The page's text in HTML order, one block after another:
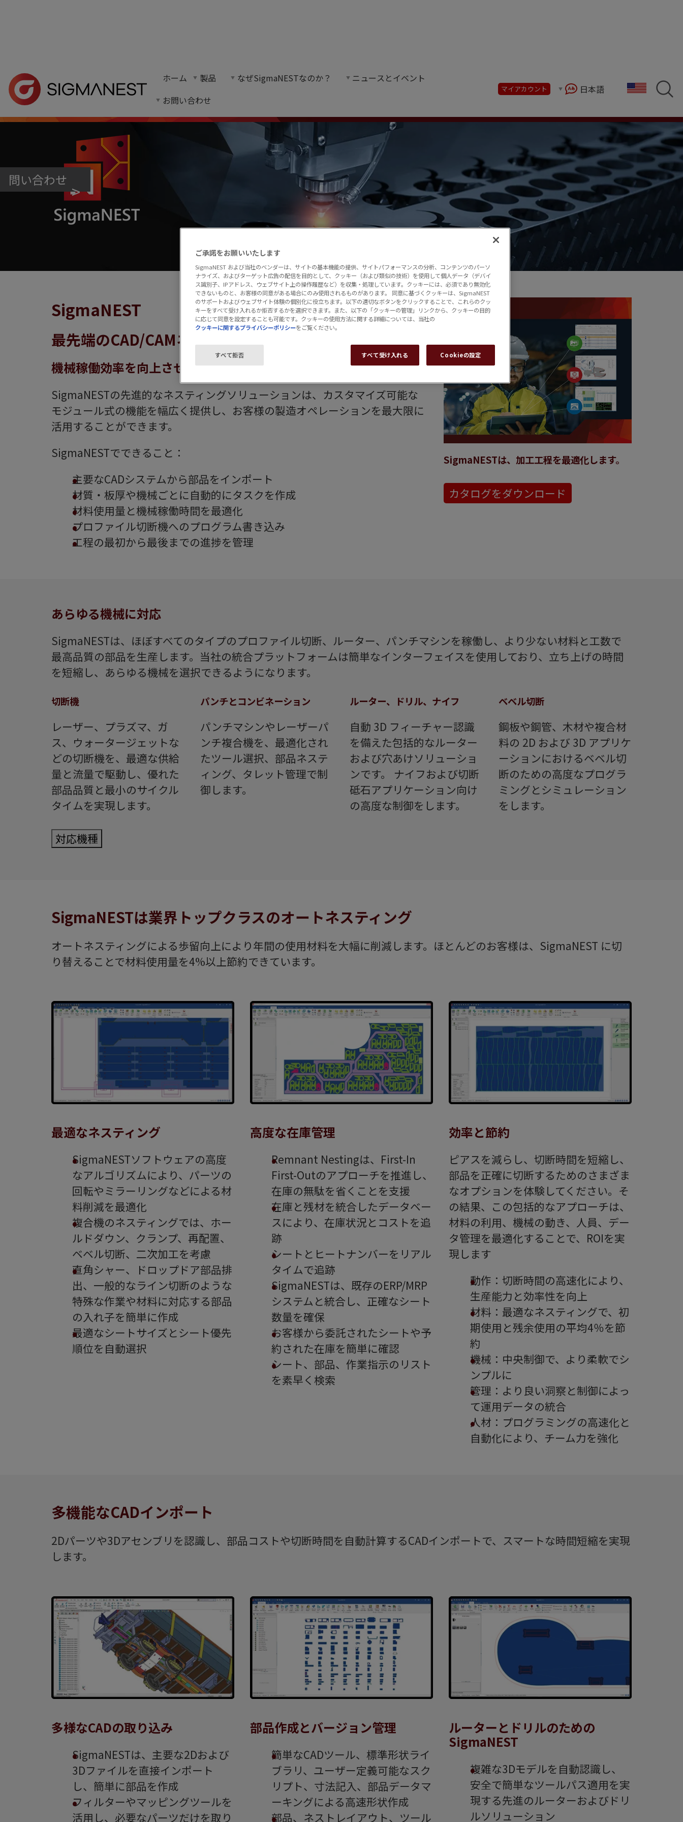
ホーム 製品 なぜSigmaNESTなのか？
ニュースとイベント
お問い合わせ
マイアカウント 日本語
ホーム
SigmaNESTは、あらゆるメーカーや切断種類の機械を動作させ、最大限の汎用性と拡張性を提供し、現在および将来の要件に対応します。
問い合わせ
SigmaNEST
最先端のCAD/CAMネスティングソフトウェア
機械稼働効率を向上させる最高峰のソフトウェア
SigmaNESTの先進的なネスティングソリューションは、カスタマイズ可能な
モジュール式の機能を幅広く提供し、お客様の製造オペレーションを最大限に
活用することができます。
SigmaNESTでできること：
主要なCADシステムから部品をインポート
材質・板厚や機械ごとに自動的にタスクを作成
材料使用量と機械稼働時間を最適化
プロファイル切断機へのプログラム書き込み
工程の最初から最後までの進捗を管理
SigmaNESTは、加工工程を最適化します。
カタログをダウンロード
あらゆる機械に対応
SigmaNESTは、ほぼすべてのタイプのプロファイル切断、ルーター、パンチマシンを稼働し、より少ない材料と工数で
最高品質の部品を生産します。当社の統合プラットフォームは簡単なインターフェイスを使用しており、立ち上げの時間
を短縮し、あらゆる機械を選択できるようになります。
切断機
レーザー、プラズマ、ガ
ス、ウォータージェットな
どの切断機を、最適な供給
量と流量で駆動し、優れた
部品品質と最小のサイクル
タイムを実現します。
パンチとコンビネーション
パンチマシンやレーザーパ
ンチ複合機を、最適化され
たツール選択、部品ネステ
ィング、タレット管理で制
御します。
ルーター、ドリル、ナイフ
自動 3D フィーチャー認識
を備えた包括的なルーター
および穴あけソリューショ
ンです。 ナイフおよび切断
砥石アプリケーション向け
の高度な制御をします。
ベベル切断
鋼板や鋼管、木材や複合材
料の 2D および 3D アプリケ
ーションにおけるベベル切
断のための高度なプログラ
ミングとシミュレーション
をします。
対応機種
SigmaNESTは業界トップクラスのオートネスティング
オートネスティングによる歩留向上により年間の使用材料を大幅に削減します。ほとんどのお客様は、SigmaNEST に切
り替えることで材料使用量を4%以上節約できています。
最適なネスティング
SigmaNESTソフトウェアの高度
なアルゴリズムにより、パーツの
回転やミラーリングなどによる材
料削減を最適化
複合機のネスティングでは、ホー
ルドダウン、クランプ、再配置、
ベベル切断、二次加工を考慮
直角シャー、ドロップドア部品排
出、一般的なライン切断のような
特殊な作業や材料に対応する部品
の入れ子を簡単に作成
最適なシートサイズとシート優先
順位を自動選択
高度な在庫管理
Remnant Nestingは、First-In
First-Outのアプローチを推進し、
在庫の無駄を省くことを支援
在庫と残材を統合したデータベー
スにより、在庫状況とコストを追
跡
シートとヒートナンバーをリアル
タイムで追跡
SigmaNESTは、既存のERP/MRP
システムと統合し、正確なシート
数量を確保
お客様から委託されたシートや予
約された在庫を簡単に確認
シート、部品、作業指示のリスト
を素早く検索
効率と節約
ピアスを減らし、切断時間を短縮し、
部品を正確に切断するためのさまざま
なオプションを体験してください。そ
の結果、この包括的なアプローチは、
材料の利用、機械の動き、人員、デー
タ管理を最適化することで、ROIを実
現します
動作：切断時間の高速化により、
生産能力と効率性を向上
材料：最適なネスティングで、初
期使用と残余使用の平均4％を節
約
機械：中央制御で、より柔軟でシ
ンプルに
管理：より良い洞察と制御によっ
て運用データの統合
人材：プログラミングの高速化と
自動化により、チーム力を強化
多機能なCADインポート
2Dパーツや3Dアセンブリを認識し、部品コストや切断時間を自動計算するCADインポートで、スマートな時間短縮を実現
します。
多様なCADの取り込み
SigmaNESTは、主要な2Dおよび
3Dファイルを直接インポート
し、簡単に部品を作成
フィルターやマッピングツールを
活用し、必要なパーツだけを取り
部品作成とバージョン管理
簡単なCADツール、標準形状ライ
ブラリ、ユーザー定義可能なスク
リプト、寸法記入、部品データマ
ーキングによる高速形状作成
部品、ネストレイアウト、ツール
ルーターとドリルのための
SigmaNEST
複雑な3Dモデルを自動認識し、
安全で簡単なツールパス適用を実
現する先進のルーターおよびドリ
ルソリューション
ご承諾をお願いいたします
SigmaNEST および当社のベンダーは、サイトの基本機能の提供、サイトパフォーマンスの分析、コンテンツのパーソ
ナライズ、およびターゲット広告の配信を目的として、クッキー（および類似の技術）を使用して個人データ（デバイ
ス識別子、IPアドレス、ウェブサイト上の操作履歴など）を収集・処理しています。クッキーには、必須であり無効化
できないものと、お客様の同意がある場合にのみ使用されるものがあります。 同意に基づくクッキーは、SigmaNEST
のサポートおよびウェブサイト体験の個別化に役立ちます。以下の適切なボタンをクリックすることで、これらのクッ
キーをすべて受け入れるか拒否するかを選択できます。また、以下の「クッキーの管理」リンクから、クッキーの目的
に応じて同意を設定することも可能です。クッキーの使用方法に関する詳細については、当社の
クッキーに関するプライバシーポリシーをご覧ください。
すべて拒否 すべて受け入れる Cookieの設定